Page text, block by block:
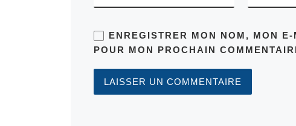
ENREGISTRER MON NOM, MON
POUR MON PROCHAIN